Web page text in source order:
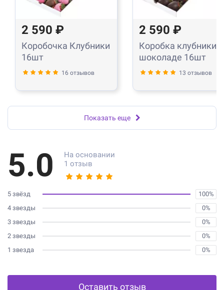
2 590 ₽
Коробочка Клубники
16шт
16 отзывов
2 590 ₽
Коробка клубники в
шоколаде 16шт
13 отзывов
Показать еще
5.0
На основании
1 отзыв
5 звёзд
100%
4 звезды
0%
3 звезды
0%
2 звезды
0%
1 звезда
0%
Оставить отзыв